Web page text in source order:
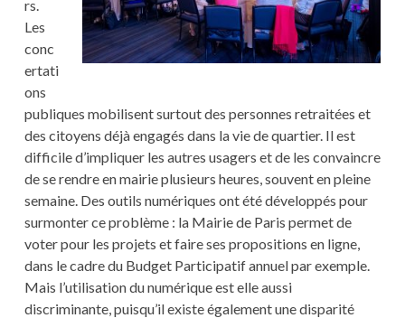
rs.
Les
conc
ertati
ons
publiques mobilisent surtout des personnes retraitées et
des citoyens déjà engagés dans la vie de quartier. Il est
difficile d’impliquer les autres usagers et de les convaincre
de se rendre en mairie plusieurs heures, souvent en pleine
semaine. Des outils numériques ont été développés pour
surmonter ce problème : la Mairie de Paris permet de
voter pour les projets et faire ses propositions en ligne,
dans le cadre du Budget Participatif annuel par exemple.
Mais l’utilisation du numérique est elle aussi
discriminante, puisqu’il existe également une disparité